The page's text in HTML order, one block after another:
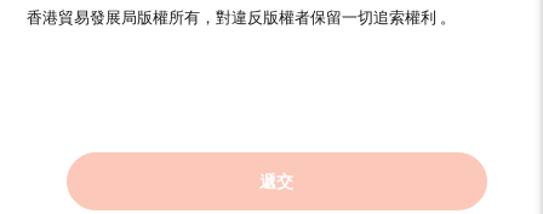
遞交
香港貿易發展局版權所有，對違反版權者保留一切追索權利 。